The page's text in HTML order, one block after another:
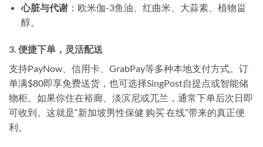
心脏与代谢：欧米伽-3鱼油、红曲米、大蒜素、植物甾
醇。
3. 便捷下单，灵活配送
支持PayNow、信用卡、GrabPay等多种本地支付方式。订
单满$80即享免费送货，也可选择SingPost自提点或智能储
物柜。如果你住在裕廊、淡滨尼或兀兰，通常下单后次日即
可收到。这就是“新加坡男性保健 购买 在线”带来的真正便
利。